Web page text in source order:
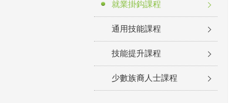
就業掛鈎課程
通用技能課程
技能提升課程
少數族裔人士課程